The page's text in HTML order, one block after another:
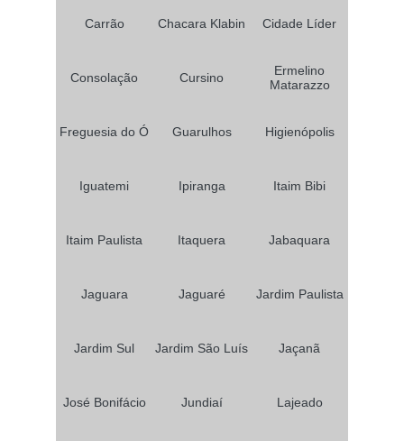
Carrão Chacara Klabin Cidade Líder
Consolação Cursino
Ermelino
Matarazzo
Freguesia do Ó Guarulhos Higienópolis
Iguatemi Ipiranga Itaim Bibi
Itaim Paulista Itaquera Jabaquara
Jaguara Jaguaré Jardim Paulista
Jardim Sul Jardim São Luís Jaçanã
José Bonifácio Jundiaí Lajeado